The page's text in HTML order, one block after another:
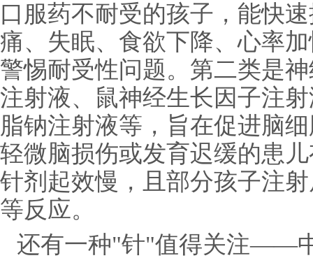
口服药不耐受的孩子，能快
痛、失眠、食欲下降、心率
警惕耐受性问题。第二类是
注射液、鼠神经生长因子注
脂钠注射液等，旨在促进脑
轻微脑损伤或发育迟缓的患
针剂起效慢，且部分孩子注
等反应。
还有一种"针"值得关注——